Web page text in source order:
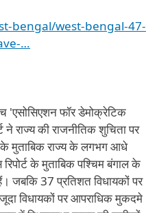
bengal/west-bengal-47-
…
'एसोसिएशन फॉर डेमोक्रेटिक
ने राज्य की राजनीतिक शुचिता पर
के मुताबिक राज्य के लगभग आधे
के मुताबिक पश्चिम बंगाल के
जबकि 37 प्रतिशत विधायकों पर
विधायकों पर आपराधिक मुकदमे